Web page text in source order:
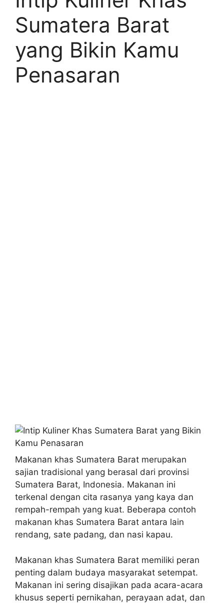
Sumatera Barat
yang Bikin Kamu
Penasaran
Makanan khas Sumatera Barat merupakan
sajian tradisional yang berasal dari provinsi
Sumatera Barat, Indonesia. Makanan ini
terkenal dengan cita rasanya yang kaya dan
rempah-rempah yang kuat. Beberapa contoh
makanan khas Sumatera Barat antara lain
rendang, sate padang, dan nasi kapau.
Makanan khas Sumatera Barat memiliki peran
penting dalam budaya masyarakat setempat.
Makanan ini sering disajikan pada acara-acara
khusus seperti pernikahan, perayaan adat, dan